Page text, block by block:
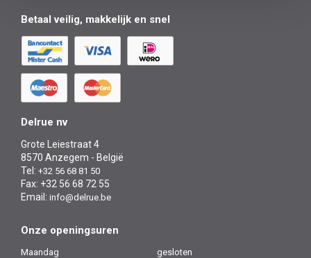
Betaal veilig, makkelijk en snel
Delrue nv
Grote Leiestraat 4
8570 Anzegem - België
Tel: +32 56 68 81 50
Fax: +32 56 68 72 55
Email: info@delrue.be
Onze openingsuren
Maandag
gesloten